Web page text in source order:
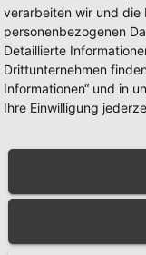
in
Polizei
2026
verarbeiten wir und die
personenbezogenen
Detaillierte
Drittunternehmen
Informationen“ und in
Ihre Einwilligung